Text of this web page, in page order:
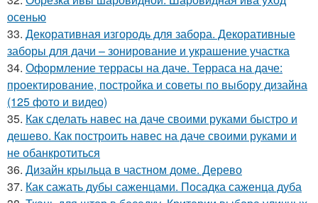
осенью
33. Декоративная изгородь для забора. Декоративные
заборы для дачи – зонирование и украшение участка
34. Оформление террасы на даче. Терраса на даче:
проектирование, постройка и советы по выбору дизайна
(125 фото и видео)
35. Как сделать навес на даче своими руками быстро и
дешево. Как построить навес на даче своими руками и
не обанкротиться
36. Дизайн крыльца в частном доме. Дерево
37. Как сажать дубы саженцами. Посадка саженца дуба